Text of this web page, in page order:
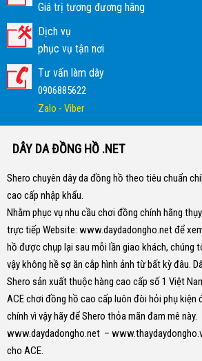
Giá trị tương đương hãng
Dịch vụ
phục vụ tận nơi
Tư vấn làm dây
0906885622
Zalo - Viber
DÂY DA ĐỒNG HỒ .NET
Shero chuyên dây da đồng hồ theo tiêu chuẩn
cao cấp nhập khẩu.
Nhằm phục vụ nhu cầu chơi đồng chính hãng
trực tiếp Website: www.daydadongho.netđể
hồ được chụp lại sau mỗi lần giao khách, chúng
vậy không hề sợ ăn cắp hình ảnh từ bất kỳ đâu.
Shero sản xuất thuộc hàng cao cấp số 1 Việt
ACE chơi đồng hồ cao cấp luôn đòi hỏi phụ kiện
chính vì vậy hãy để Shero thỏa mãn đam mê này.
www.daydadongho.net –
cho ACE.